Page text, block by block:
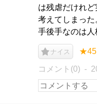
は残虐だけれ
考えてしまっ
手後手なのは
ナイス ★45
コメント(0)